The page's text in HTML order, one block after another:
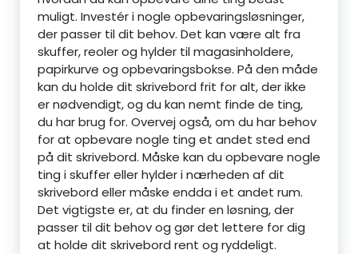
muligt. Investér i nogle opbevaringsløsninger,
der passer til dit behov. Det kan være alt fra
skuffer, reoler og hylder til magasinholdere,
papirkurve og opbevaringsbokse. På den måde
kan du holde dit skrivebord frit for alt, der ikke
er nødvendigt, og du kan nemt finde de ting,
du har brug for. Overvej også, om du har behov
for at opbevare nogle ting et andet sted end
på dit skrivebord. Måske kan du opbevare nogle
ting i skuffer eller hylder i nærheden af dit
skrivebord eller måske endda i et andet rum.
Det vigtigste er, at du finder en løsning, der
passer til dit behov og gør det lettere for dig
at holde dit skrivebord rent og ryddeligt.